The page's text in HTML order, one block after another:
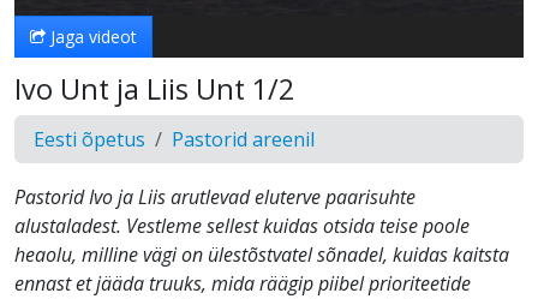
Jaga videot
Ivo Unt ja Liis Unt 1/2
Eesti õpetus Pastorid areenil
Pastorid Ivo ja Liis arutlevad eluterve paarisuhte
alustaladest. Vestleme sellest kuidas otsida teise poole
heaolu, milline vägi on ülestõstvatel sõnadel, kuidas kaitsta
ennast et jääda truuks, mida räägip piibel prioriteetide